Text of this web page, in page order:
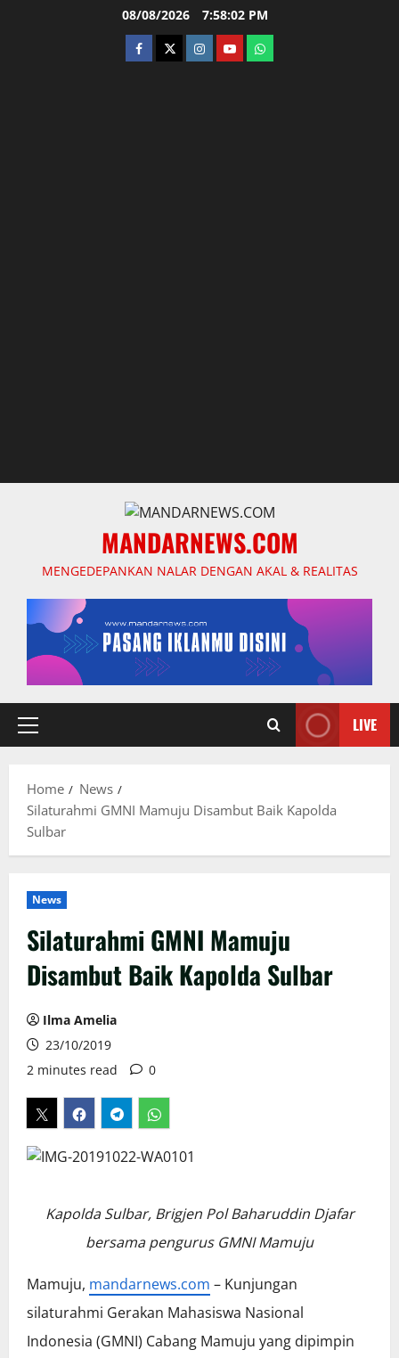
08/08/2026 7:58:03 PM
facebooktwitterinstagram.com
youtubewhatsapp
MANDARNEWS.COM
MENGEDEPANKAN NALAR DENGAN AKAL & REALITAS
Primary
LIVE
Home
News
Silaturahmi GMNI Mamuju Disambut Baik Kapolda
Sulbar
News
Silaturahmi GMNI Mamuju
Disambut Baik Kapolda Sulbar
Ilma Amelia
23/10/2019
2 minutes read
0
Kapolda Sulbar, Brigjen Pol Baharuddin Djafar
bersama pengurus GMNI Mamuju
Mamuju, mandarnews.com – Kunjungan
silaturahmi Gerakan Mahasiswa Nasional
Indonesia (GMNI) Cabang Mamuju yang dipimpin